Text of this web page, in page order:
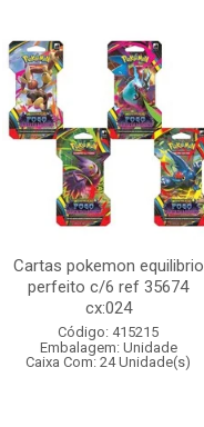
Cartas pokemon equilibrio
perfeito c/6 ref 35674
cx:024
Código: 415215
Embalagem: Unidade
Caixa Com: 24 Unidade(s)